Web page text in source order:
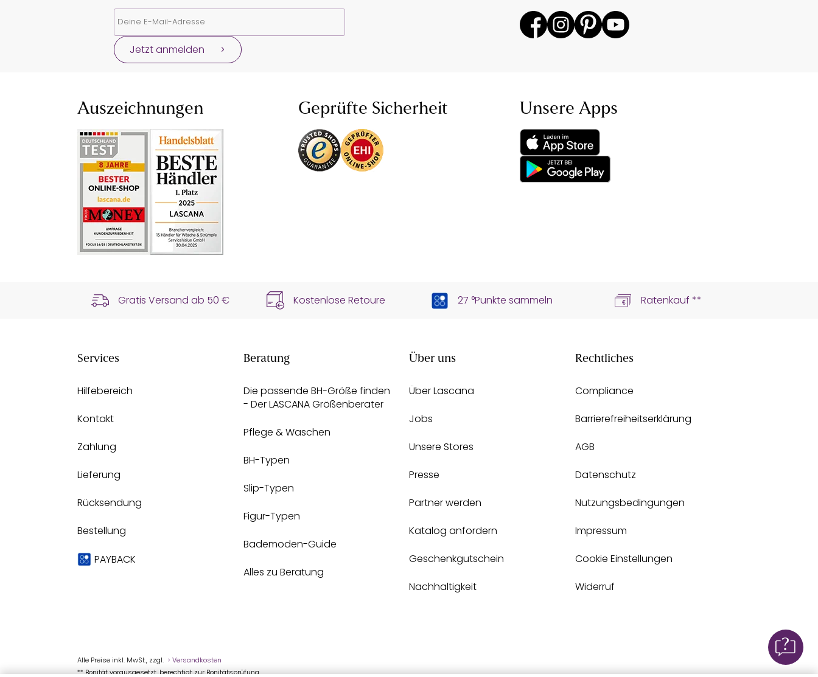
Jetzt anmelden
Auszeichnungen Geprüfte Sicherheit Unsere Apps
Gratis Versand ab 50 € Kostenlose Retoure 27 °Punkte sammeln Ratenkauf **
Services
Hilfebereich
Kontakt
Zahlung
Lieferung
Rücksendung
Bestellung
PAYBACK
Beratung
Die passende BH-Größe finden
- Der LASCANA Größenberater
Pflege & Waschen
BH-Typen
Slip-Typen
Figur-Typen
Bademoden-Guide
Alles zu Beratung
Über uns
Über Lascana
Jobs
Unsere Stores
Presse
Partner werden
Katalog anfordern
Geschenkgutschein
Nachhaltigkeit
Rechtliches
Compliance
Barrierefreiheitserklärung
AGB
Datenschutz
Nutzungsbedingungen
Impressum
Cookie Einstellungen
Widerruf
Alle Preise inkl. MwSt., zzgl.
Versandkosten
** Bonität vorausgesetzt, berechtigt zur Bonitätsprüfung